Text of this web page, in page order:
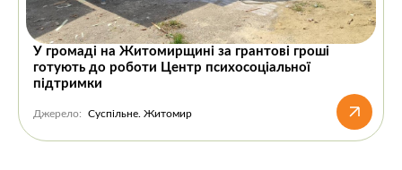
У громаді на Житомирщині за грантові гроші
готують до роботи Центр психосоціальної
підтримки
Джерело: Суспільне. Житомир